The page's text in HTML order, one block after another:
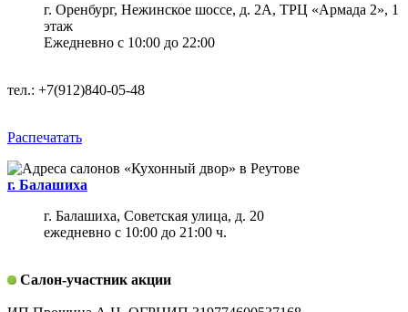
г. Оренбург, Нежинское шоссе, д. 2А, ТРЦ «Армада 2», ​​​​​​​1
этаж
Ежедневно с 10:00 до 22:00
тел.: +7(912)840-05-48
Распечатать
г. Балашиха
г. Балашиха, Советская улица, д. 20
ежедневно с 10:00 до 21:00 ч.
Салон-участник акции